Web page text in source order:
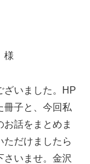
様
ざいました。HP
冊子と、今回私
話をまとめま
ただけましたら
さいませ。金沢